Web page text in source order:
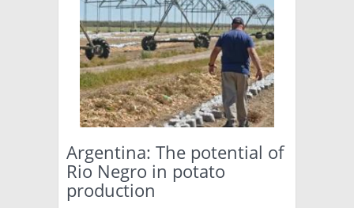
EN ESPAÑOL
OTROS IDIOMAS
CLIMA
PRONÓSTICO
LLUVIAS
ARGENTINA
EL MUNDO
TÉCNICA
PRODUCCION
CLASIFICADOS
Argentina: The potential of
Rio Negro in potato
production